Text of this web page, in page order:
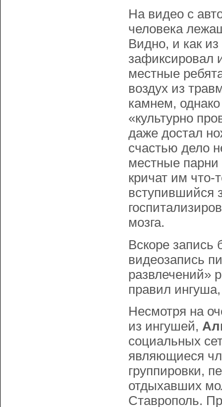
На видео с
человека
Видно, и как
зафиксировал
местные
воздух из
камнем,
«культурно
даже достал
счастью дело
местные
кричат им что-
вступившийся
мозга.
Вскоре
видеозапись
развлечений»
правил
Несмотря на
из ингушей,
социальных
являющиеся
группировки,
отдыхавших
Ставрополь.